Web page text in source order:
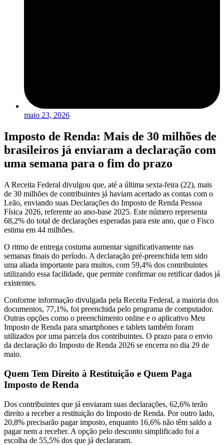
maio 23, 2026
Imposto de Renda: Mais de 30 milhões de
brasileiros já enviaram a declaração com
uma semana para o fim do prazo
A Receita Federal divulgou que, até a última sexta-feira (22), mais
de 30 milhões de contribuintes já haviam acertado as contas com o
Leão, enviando suas Declarações do Imposto de Renda Pessoa
Física 2026, referente ao ano-base 2025. Este número representa
68,2% do total de declarações esperadas para este ano, que o Fisco
estima em 44 milhões.
O ritmo de entrega costuma aumentar significativamente nas
semanas finais do período. A declaração pré-preenchida tem sido
uma aliada importante para muitos, com 59,4% dos contribuintes
utilizando essa facilidade, que permite confirmar ou retificar dados já
existentes.
Conforme informação divulgada pela Receita Federal, a maioria dos
documentos, 77,1%, foi preenchida pelo programa de computador.
Outras opções como o preenchimento online e o aplicativo Meu
Imposto de Renda para smartphones e tablets também foram
utilizados por uma parcela dos contribuintes. O prazo para o envio
da declaração do Imposto de Renda 2026 se encerra no dia 29 de
maio.
Quem Tem Direito à Restituição e Quem Paga
Imposto de Renda
Dos contribuintes que já enviaram suas declarações, 62,6% terão
direito a receber a restituição do Imposto de Renda. Por outro lado,
20,8% precisarão pagar imposto, enquanto 16,6% não têm saldo a
pagar nem a receber. A opção pelo desconto simplificado foi a
escolha de 55,5% dos que já declararam.